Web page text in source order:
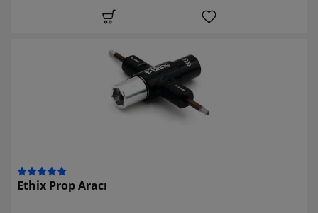
Ethix Prop Aracı